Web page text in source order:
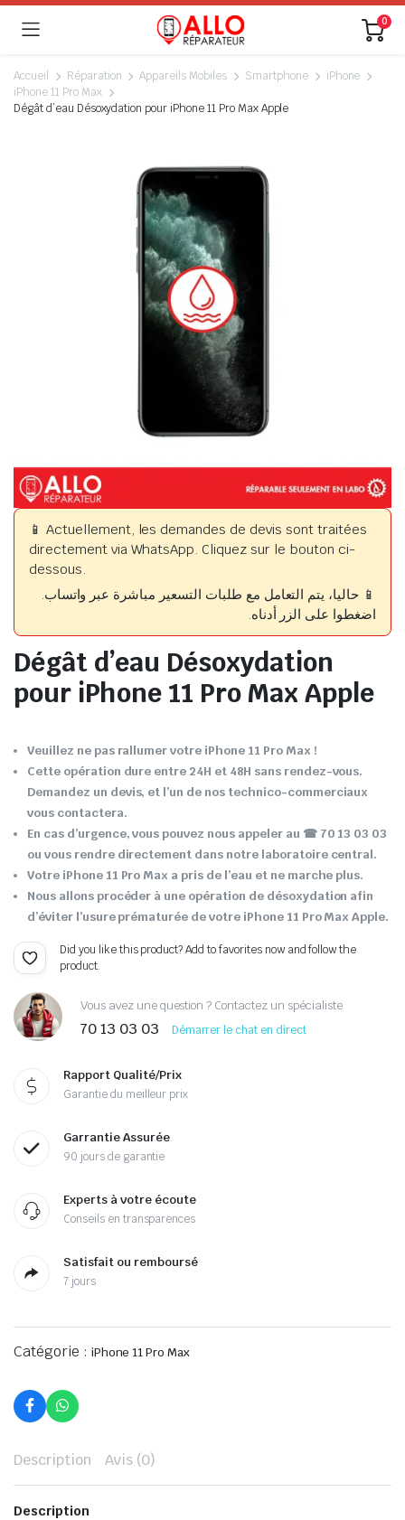
0
Accueil Réparation Appareils Mobiles Smartphone
iPhone
iPhone 11 Pro Max
Dégât d’eau Désoxydation pour iPhone 11 Pro Max Apple
📱 Actuellement, les demandes de devis sont traitées
directement via WhatsApp. Cliquez sur le bouton ci-
dessous.
📱 حاليا، يتم التعامل مع طلبات التسعير مباشرة عبر واتساب.
اضغطوا على الزر أدناه.
Dégât d’eau Désoxydation
pour iPhone 11 Pro Max Apple
Veuillez ne pas rallumer votre iPhone 11 Pro Max !
Cette opération dure entre 24H et 48H sans rendez-vous.
Demandez un devis, et l’un de nos technico-commerciaux
vous contactera.
En cas d’urgence, vous pouvez nous appeler au ☎ 70 13 03 03
ou vous rendre directement dans notre laboratoire central.
Votre iPhone 11 Pro Max a pris de l’eau et ne marche plus.
Nous allons procéder à une opération de désoxydation afin
d’éviter l’usure prématurée de votre iPhone 11 Pro Max Apple.
Did you like this product? Add to favorites now and follow the
product.
Vous avez une question ? Contactez un spécialiste
70 13 03 03 Démarrer le chat en direct
Rapport Qualité/Prix
Garantie du meilleur prix
Garrantie Assurée
90 jours de garantie
Experts à votre écoute
Conseils en transparences
Satisfait ou remboursé
7 jours
Catégorie : iPhone 11 Pro Max
Description Avis (0)
Description